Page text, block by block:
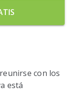
con los
está